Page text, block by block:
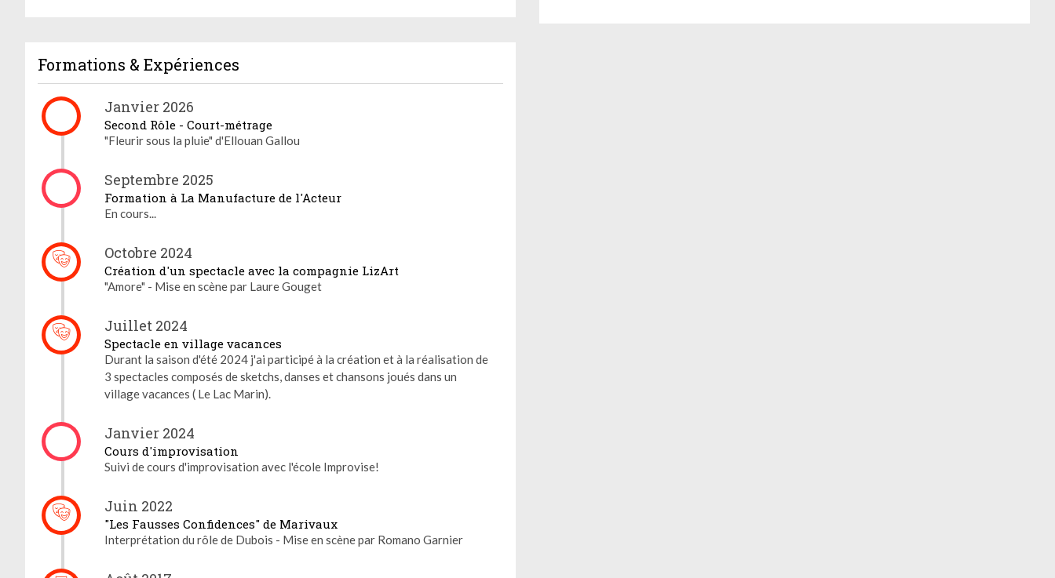
Formations & Expériences
Janvier 2026
Second Rôle - Court-métrage
"Fleurir sous la pluie" d'Ellouan Gallou
Septembre 2025
Formation à La Manufacture de l'Acteur
En cours...
Octobre 2024
Création d'un spectacle avec la compagnie LizArt
"Amore" - Mise en scène par Laure Gouget
Juillet 2024
Spectacle en village vacances
Durant la saison d'été 2024 j'ai participé à la création et à la réalisation de
3 spectacles composés de sketchs, danses et chansons joués dans un
village vacances ( Le Lac Marin).
Janvier 2024
Cours d'improvisation
Suivi de cours d'improvisation avec l'école Improvise!
Juin 2022
"Les Fausses Confidences" de Marivaux
Interprétation du rôle de Dubois - Mise en scène par Romano Garnier
Nous utilisons des cookies qui facilitent l'utilisation du site,
améliorent la performance et la sécurité du site internet.
service.